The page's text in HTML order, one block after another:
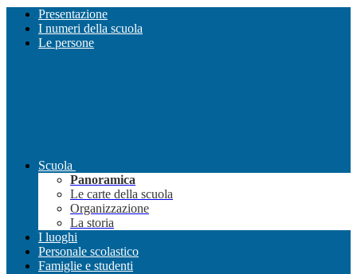
Presentazione
I numeri della scuola
Le persone
Scuola
Panoramica
Le carte della scuola
Organizzazione
La storia
I luoghi
Personale scolastico
Famiglie e studenti